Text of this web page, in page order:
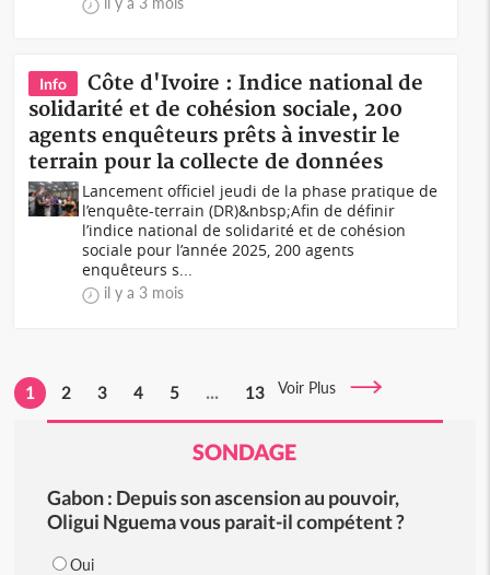
Info
Côte d'Ivoire : Indice national de
solidarité et de cohésion sociale, 200
agents enquêteurs prêts à investir le
terrain pour la collecte de données
Lancement officiel jeudi de la phase pratique de
l’enquête-terrain (DR)&nbsp;Afin de définir
l’indice national de solidarité et de cohésion
sociale pour l’année 2025, 200 agents
enquêteurs s...
il y a 3 mois
1 2 3 4 5 ... 13 Voir Plus
SONDAGE
Gabon : Depuis son ascension au pouvoir,
Oligui Nguema vous parait-il compétent ?
Oui